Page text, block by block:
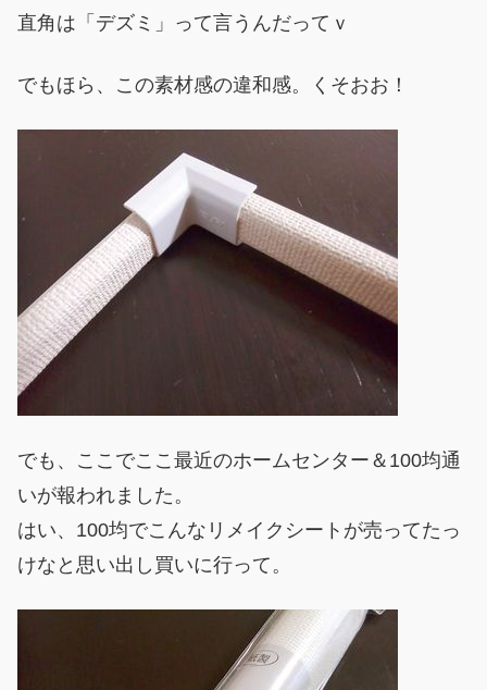
直角は「デズミ」って言うんだってｖ
でもほら、この素材感の違和感。くそおお！
でも、ここでここ最近のホームセンター＆100均通
いが報われました。
はい、100均でこんなリメイクシートが売ってたっ
けなと思い出し買いに行って。